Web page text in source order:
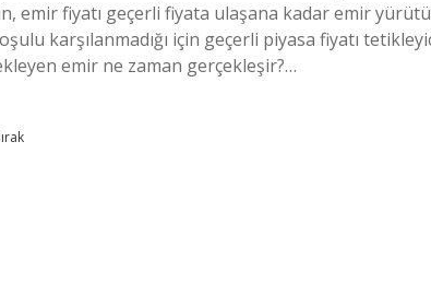
emir fiyatı geçerli fiyata ulaşana kadar emir
karşılanmadığı için geçerli piyasa fiyatı
emir ne zaman gerçekleşir?…